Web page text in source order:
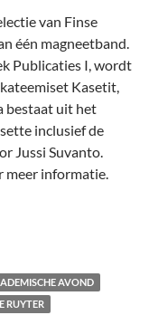
van Finse
één magneetband.
Publicaties I, wordt
Kasetit,
bestaat uit het
inclusief de
Jussi Suvanto.
meer informatie.
AVOND
RUYTER